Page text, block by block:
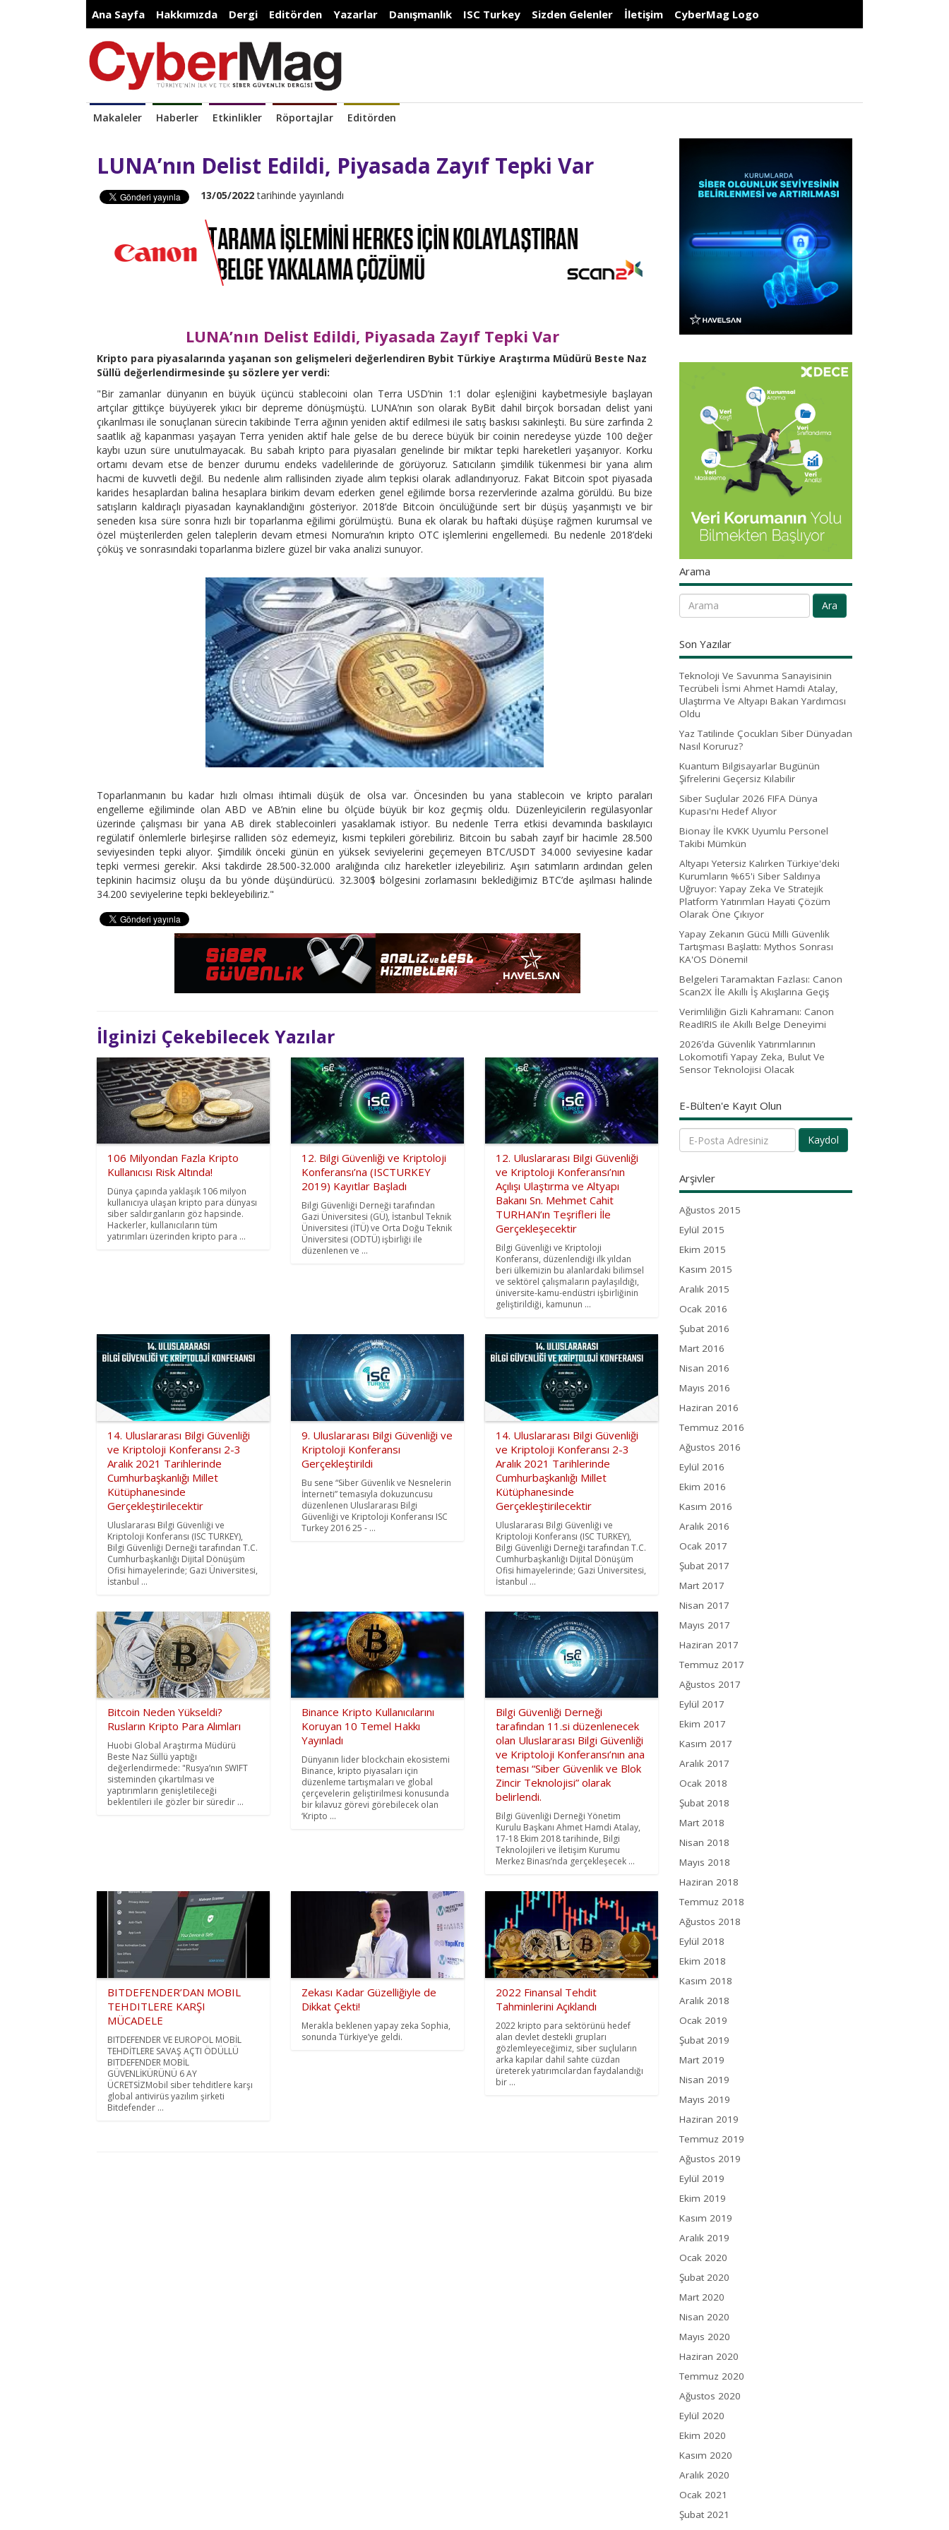
Ana Sayfa Hakkımızda Dergi Editörden Yazarlar Danışmanlık ISC Turkey Sizden Gelenler İletişim CyberMag Logo
Makaleler Haberler Etkinlikler Röportajlar Editörden
LUNA’nın Delist Edildi, Piyasada Zayıf Tepki Var
13/05/2022tarihinde yayınlandı
LUNA’nın Delist Edildi, Piyasada Zayıf Tepki Var
Kripto para piyasalarında yaşanan son gelişmeleri değerlendiren Bybit Türkiye Araştırma Müdürü Beste Naz
Süllü değerlendirmesinde şu sözlere yer verdi:
"Bir zamanlar dünyanın en büyük üçüncü stablecoini olan Terra USD’nin 1:1 dolar eşleniğini kaybetmesiyle başlayan
artçılar gittikçe büyüyerek yıkıcı bir depreme dönüşmüştü. LUNA’nın son olarak ByBit dahil birçok borsadan delist yani
çıkarılması ile sonuçlanan sürecin takibinde Terra ağının yeniden aktif edilmesi ile satış baskısı sakinleşti. Bu süre zarfında 2
saatlik ağ kapanması yaşayan Terra yeniden aktif hale gelse de bu derece büyük bir coinin neredeyse yüzde 100 değer
kaybı uzun süre unutulmayacak. Bu sabah kripto para piyasaları genelinde bir miktar tepki hareketleri yaşanıyor. Korku
ortamı devam etse de benzer durumu endeks vadelilerinde de görüyoruz. Satıcıların şimdilik tükenmesi bir yana alım
hacmi de kuvvetli değil. Bu nedenle alım rallisinden ziyade alım tepkisi olarak adlandırıyoruz. Fakat Bitcoin spot piyasada
karides hesaplardan balina hesaplara birikim devam ederken genel eğilimde borsa rezervlerinde azalma görüldü. Bu bize
satışların kaldıraçlı piyasadan kaynaklandığını gösteriyor. 2018’de Bitcoin öncülüğünde sert bir düşüş yaşanmıştı ve bir
seneden kısa süre sonra hızlı bir toparlanma eğilimi görülmüştü. Buna ek olarak bu haftaki düşüşe rağmen kurumsal ve
özel müşterilerden gelen taleplerin devam etmesi Nomura’nın kripto OTC işlemlerini engellemedi. Bu nedenle 2018’deki
çöküş ve sonrasındaki toparlanma bizlere güzel bir vaka analizi sunuyor.
Toparlanmanın bu kadar hızlı olması ihtimali düşük de olsa var. Öncesinden bu yana stablecoin ve kripto paraları
engelleme eğiliminde olan ABD ve AB’nin eline bu ölçüde büyük bir koz geçmiş oldu. Düzenleyicilerin regülasyonlar
üzerinde çalışması bir yana AB direk stablecoinleri yasaklamak istiyor. Bu nedenle Terra etkisi devamında baskılayıcı
regülatif önlemlerle birleşirse ralliden söz edemeyiz, kısmi tepkileri görebiliriz. Bitcoin bu sabah zayıf bir hacimle 28.500
seviyesinden tepki alıyor. Şimdilik önceki günün en yüksek seviyelerini geçemeyen BTC/USDT 34.000 seviyesine kadar
tepki vermesi gerekir. Aksi takdirde 28.500-32.000 aralığında cılız hareketler izleyebiliriz. Aşırı satımların ardından gelen
tepkinin hacimsiz oluşu da bu yönde düşündürücü. 32.300$ bölgesini zorlamasını beklediğimiz BTC’de aşılması halinde
34.200 seviyelerine tepki bekleyebiliriz."
İlginizi Çekebilecek Yazılar
106 Milyondan Fazla Kripto
Kullanıcısı Risk Altında!
Dünya çapında yaklaşık 106 milyon
kullanıcıya ulaşan kripto para dünyası
siber saldırganların göz hapsinde.
Hackerler, kullanıcıların tüm
yatırımları üzerinden kripto para ...
12. Bilgi Güvenliği ve Kriptoloji
Konferansı’na (ISCTURKEY
2019) Kayıtlar Başladı
Bilgi Güvenliği Derneği tarafından
Gazi Üniversitesi (GÜ), İstanbul Teknik
Üniversitesi (İTÜ) ve Orta Doğu Teknik
Üniversitesi (ODTÜ) işbirliği ile
düzenlenen ve ...
12. Uluslararası Bilgi Güvenliği
ve Kriptoloji Konferansı’nın
Açılışı Ulaştırma ve Altyapı
Bakanı Sn. Mehmet Cahit
TURHAN’ın Teşrifleri İle
Gerçekleşecektir
Bilgi Güvenliği ve Kriptoloji
Konferansı, düzenlendiği ilk yıldan
beri ülkemizin bu alanlardaki bilimsel
ve sektörel çalışmaların paylaşıldığı,
üniversite-kamu-endüstri işbirliğinin
geliştirildiği, kamunun ...
14. Uluslararası Bilgi Güvenliği
ve Kriptoloji Konferansı 2-3
Aralık 2021 Tarihlerinde
Cumhurbaşkanlığı Millet
Kütüphanesinde
Gerçekleştirilecektir
Uluslararası Bilgi Güvenliği ve
Kriptoloji Konferansı (ISC TURKEY),
Bilgi Güvenliği Derneği tarafından T.C.
Cumhurbaşkanlığı Dijital Dönüşüm
Ofisi himayelerinde; Gazi Üniversitesi,
İstanbul ...
9. Uluslararası Bilgi Güvenliği ve
Kriptoloji Konferansı
Gerçekleştirildi
Bu sene “Siber Güvenlik ve Nesnelerin
İnterneti” temasıyla dokuzuncusu
düzenlenen Uluslararası Bilgi
Güvenliği ve Kriptoloji Konferansı ISC
Turkey 2016 25 - ...
14. Uluslararası Bilgi Güvenliği
ve Kriptoloji Konferansı 2-3
Aralık 2021 Tarihlerinde
Cumhurbaşkanlığı Millet
Kütüphanesinde
Gerçekleştirilecektir
Uluslararası Bilgi Güvenliği ve
Kriptoloji Konferansı (ISC TURKEY),
Bilgi Güvenliği Derneği tarafından T.C.
Cumhurbaşkanlığı Dijital Dönüşüm
Ofisi himayelerinde; Gazi Üniversitesi,
İstanbul ...
Bitcoin Neden Yükseldi?
Rusların Kripto Para Alımları
Huobi Global Araştırma Müdürü
Beste Naz Süllü yaptığı
değerlendirmede: "Rusya’nın SWIFT
sisteminden çıkartılması ve
yaptırımların genişletileceği
beklentileri ile gözler bir süredir ...
Binance Kripto Kullanıcılarını
Koruyan 10 Temel Hakkı
Yayınladı
Dünyanın lider blockchain ekosistemi
Binance, kripto piyasaları için
düzenleme tartışmaları ve global
çerçevelerin geliştirilmesi konusunda
bir kılavuz görevi görebilecek olan
‘Kripto ...
Bilgi Güvenliği Derneği
tarafından 11.si düzenlenecek
olan Uluslararası Bilgi Güvenliği
ve Kriptoloji Konferansı’nın ana
teması “Siber Güvenlik ve Blok
Zincir Teknolojisi” olarak
belirlendi.
Bilgi Güvenliği Derneği Yönetim
Kurulu Başkanı Ahmet Hamdi Atalay,
17-18 Ekim 2018 tarihinde, Bilgi
Teknolojileri ve İletişim Kurumu
Merkez Binası’nda gerçekleşecek ...
BITDEFENDER’DAN MOBIL
TEHDITLERE KARŞI
MÜCADELE
BITDEFENDER VE EUROPOL MOBİL
TEHDİTLERE SAVAŞ AÇTI ÖDÜLLÜ
BITDEFENDER MOBİL
GÜVENLİKÜRÜNÜ 6 AY
ÜCRETSİZMobil siber tehditlere karşı
global antivirüs yazılım şirketi
Bitdefender ...
Zekası Kadar Güzelliğiyle de
Dikkat Çekti!
Merakla beklenen yapay zeka Sophia,
sonunda Türkiye’ye geldi.
2022 Finansal Tehdit
Tahminlerini Açıklandı
2022 kripto para sektörünü hedef
alan devlet destekli grupları
gözlemleyeceğimiz, siber suçluların
arka kapılar dahil sahte cüzdan
üreterek yatırımcılardan faydalandığı
bir ...
Arama
Ara
Son Yazılar
Teknoloji Ve Savunma Sanayisinin
Tecrübeli İsmi Ahmet Hamdi Atalay,
Ulaştırma Ve Altyapı Bakan Yardımcısı
Oldu
Yaz Tatilinde Çocukları Siber Dünyadan
Nasıl Koruruz?
Kuantum Bilgisayarlar Bugünün
Şifrelerini Geçersiz Kılabilir
Siber Suçlular 2026 FIFA Dünya
Kupası'nı Hedef Alıyor
Bionay İle KVKK Uyumlu Personel
Takibi Mümkün
Altyapı Yetersiz Kalırken Türkiye'deki
Kurumların %65'i Siber Saldırıya
Uğruyor: Yapay Zeka Ve Stratejik
Platform Yatırımları Hayati Çözüm
Olarak Öne Çıkıyor
Yapay Zekanın Gücü Milli Güvenlik
Tartışması Başlattı: Mythos Sonrası
KA'OS Dönemi!
Belgeleri Taramaktan Fazlası: Canon
Scan2X İle Akıllı İş Akışlarına Geçiş
Verimliliğin Gizli Kahramanı: Canon
ReadIRIS ile Akıllı Belge Deneyimi
2026’da Güvenlik Yatırımlarının
Lokomotifi Yapay Zeka, Bulut Ve
Sensor Teknolojisi Olacak
E-Bülten'e Kayıt Olun
Kaydol
Arşivler
Ağustos 2015
Eylül 2015
Ekim 2015
Kasım 2015
Aralık 2015
Ocak 2016
Şubat 2016
Mart 2016
Nisan 2016
Mayıs 2016
Haziran 2016
Temmuz 2016
Ağustos 2016
Eylül 2016
Ekim 2016
Kasım 2016
Aralık 2016
Ocak 2017
Şubat 2017
Mart 2017
Nisan 2017
Mayıs 2017
Haziran 2017
Temmuz 2017
Ağustos 2017
Eylül 2017
Ekim 2017
Kasım 2017
Aralık 2017
Ocak 2018
Şubat 2018
Mart 2018
Nisan 2018
Mayıs 2018
Haziran 2018
Temmuz 2018
Ağustos 2018
Eylül 2018
Ekim 2018
Kasım 2018
Aralık 2018
Ocak 2019
Şubat 2019
Mart 2019
Nisan 2019
Mayıs 2019
Haziran 2019
Temmuz 2019
Ağustos 2019
Eylül 2019
Ekim 2019
Kasım 2019
Aralık 2019
Ocak 2020
Şubat 2020
Mart 2020
Nisan 2020
Mayıs 2020
Haziran 2020
Temmuz 2020
Ağustos 2020
Eylül 2020
Ekim 2020
Kasım 2020
Aralık 2020
Ocak 2021
Şubat 2021